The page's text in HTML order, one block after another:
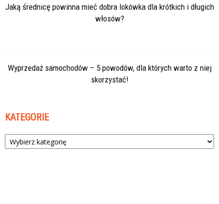
Jaką średnicę powinna mieć dobra lokówka dla krótkich i długich
włosów?
Wyprzedaż samochodów – 5 powodów, dla których warto z niej
skorzystać!
KATEGORIE
Kategorie